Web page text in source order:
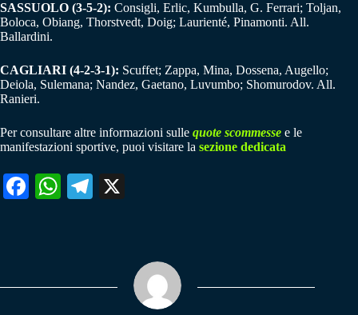
SASSUOLO (3-5-2): Consigli, Erlic, Kumbulla, G. Ferrari; Toljan,
Boloca, Obiang, Thorstvedt, Doig; Laurienté, Pinamonti. All.
Ballardini.
CAGLIARI (4-2-3-1): Scuffet; Zappa, Mina, Dossena, Augello;
Deiola, Sulemana; Nandez, Gaetano, Luvumbo; Shomurodov. All.
Ranieri.
Per consultare altre informazioni sulle quote scommesse e le
manifestazioni sportive, puoi visitare la sezione dedicata
Fa W
pp
Te
m